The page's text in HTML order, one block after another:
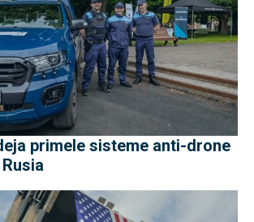
primele sisteme anti-drone